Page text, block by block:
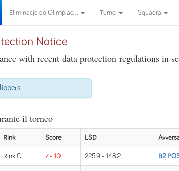
Eliminacje do Olimpiad... Turno Squadra
Notice
with recent data protection regulations in
il torneo
Rink Score LSD
Rink C 7 - 10 225.9 - 148.2 B2